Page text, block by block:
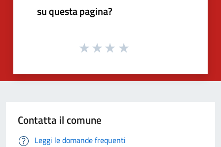
su questa pagina?
Contatta il comune
Leggi le domande frequenti